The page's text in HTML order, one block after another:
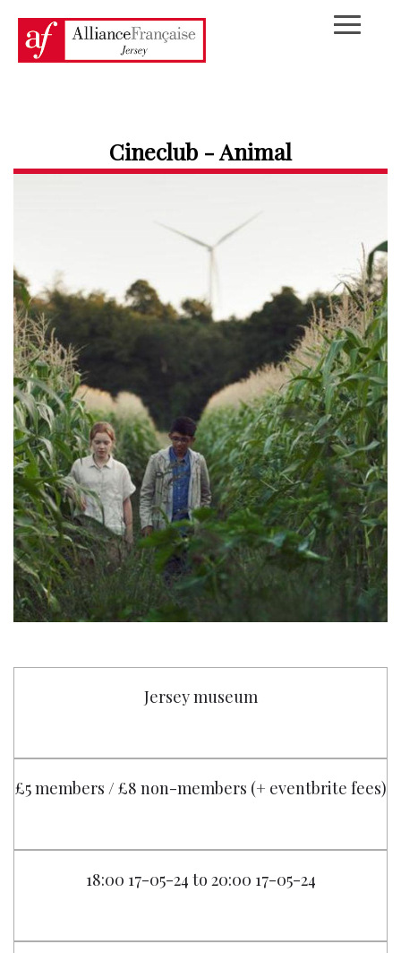
Cineclub - Animal
Jersey museum
£5 members / £8 non-members (+ eventbrite fees)
18:00 17-05-24 to 20:00 17-05-24